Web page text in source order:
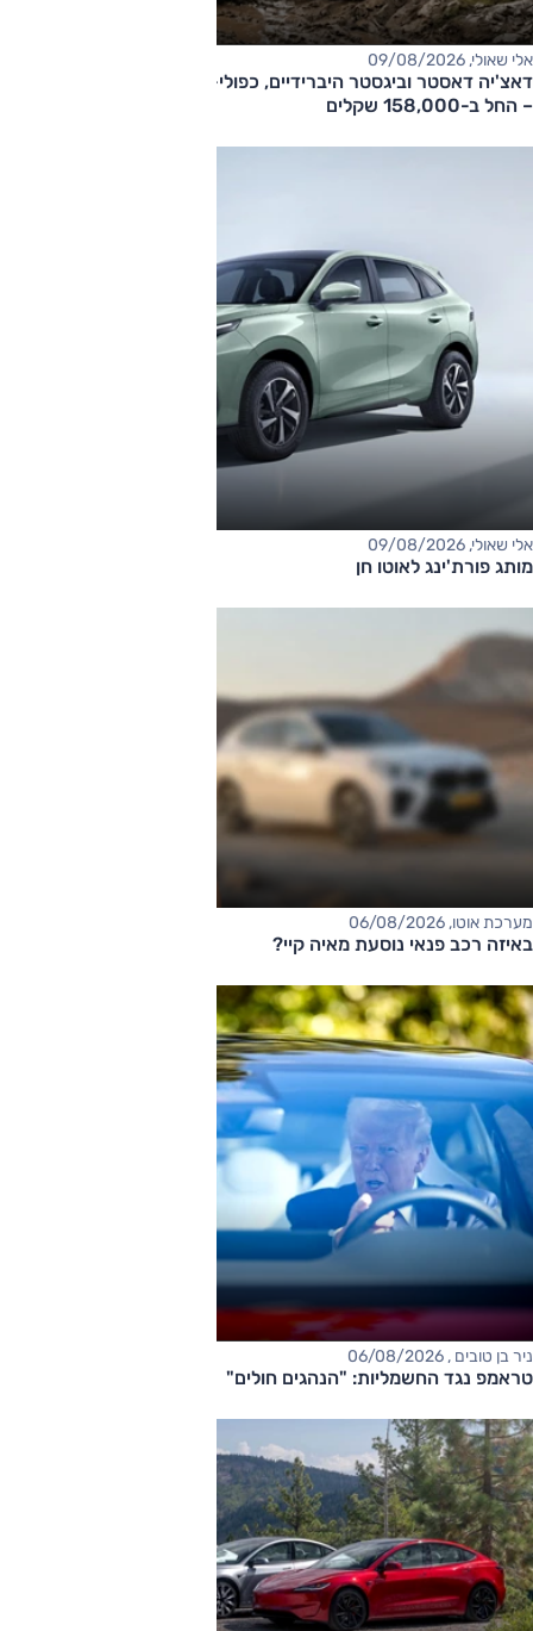
אלי שאולי, 09/08/2026
דאצ'יה דאסטר וביגסטר היברידיים, כפולי-הנעה עם תיבה אוטומטית
– החל ב-158,000 שקלים
אלי שאולי, 09/08/2026
מותג פורת'ינג לאוטו חן
מערכת אוטו, 06/08/2026
באיזה רכב פנאי נוסעת מאיה קיי?
ניר בן טובים , 06/08/2026
טראמפ נגד החשמליות: "הנהגים חולים"